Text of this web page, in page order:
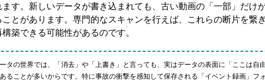
ます。新しいデータが書き込まれても、古い動画の「一部」だけ
ことがあります。専門的なスキャンを行えば、これらの断片を繋
構築できる可能性があるのです。
タの世界では、「消去」や「上書き」と言っても、実はデータの表面に「ここは自
ることが多いからです。特に事故の衝撃を感知して保存される「イベント録画」